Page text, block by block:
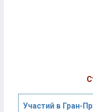
Участий в Гран-